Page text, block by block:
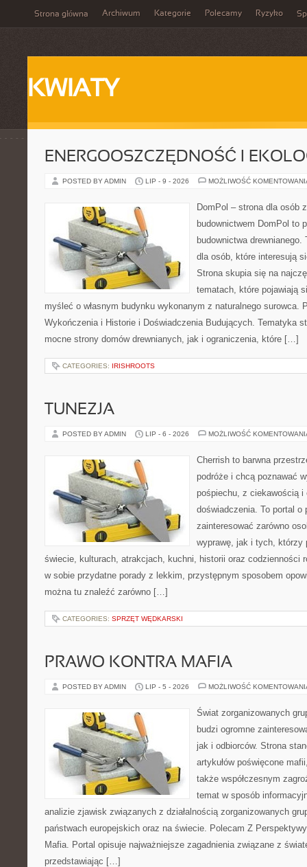
Strona główna Archiwum Kategorie Polecamy Ryzyko
KWIATY
ENERGOOSZCZĘDNOŚĆ I
POSTED BY ADMIN LIP - 9 - 2026 MOŻLIWOŚĆ
DomPol – strona dla osób
budownictwem DomPol to
budownictwa drewnianego.
dla osób, które interesują
Strona skupia się na
tematach, które pojawiają
myśleć o własnym budynku wykonanym z naturalnego surowca.
Wykończenia i Historie i Doświadczenia Budujących. Tematyka
mocne strony domów drewnianych, jak i ograniczenia, które […]
CATEGORIES: IRISHROOTS
TUNEZJA
POSTED BY ADMIN LIP - 6 - 2026 MOŻLIWOŚĆ
Cherrish to barwna
podróże i chcą poznawać
pośpiechu, z ciekawością i
doświadczenia. To portal o
zainteresować zarówno
wyprawę, jak i tych, którzy
świecie, kulturach, atrakcjach, kuchni, historii oraz codzienności
w sobie przydatne porady z lekkim, przystępnym sposobem
można tu znaleźć zarówno […]
CATEGORIES: SPRZĘT WĘDKARSKI
PRAWO KONTRA MAFIA
POSTED BY ADMIN LIP - 5 - 2026 MOŻLIWOŚĆ
Świat zorganizowanych
budzi ogromne
jak i odbiorców. Strona
artykułów poświęcone
także współczesnym
temat w sposób
analizie zjawisk związanych z działalnością zorganizowanych
państwach europejskich oraz na świecie. Polecam Z
Mafia. Portal opisuje najważniejsze zagadnienia związane z
przedstawiając […]